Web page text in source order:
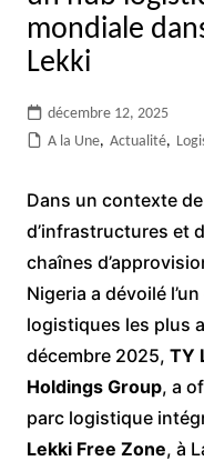
mondiale
Lekki
décembre 12, 2025
A la Une, Actualité,
Dans un contexte
d’infrastructures et
chaînes
Nigeria a dévoilé
logistiques les plus
décembre 2025, TY
Holdings Group, a
parc logistique
Lekki Free Zone, à